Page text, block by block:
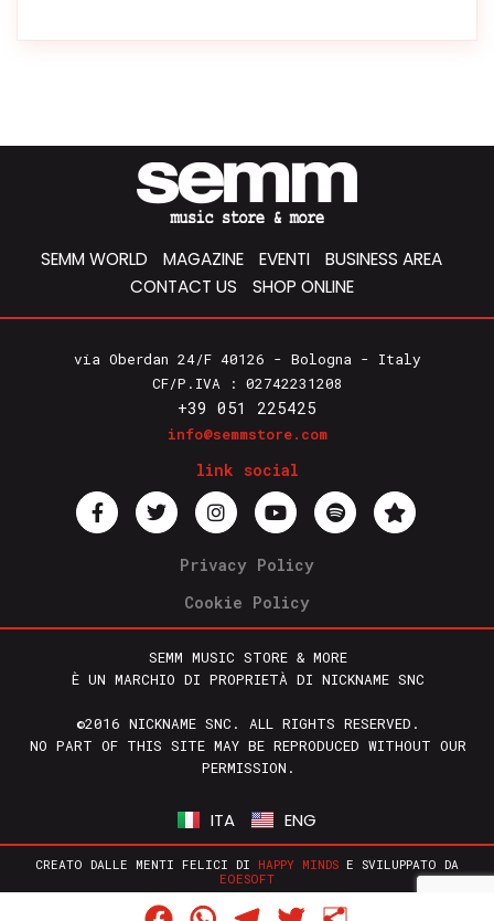
SEMM WORLD MAGAZINE EVENTI
BUSINESS AREA
CONTACT US
SHOP ONLINE
via Oberdan 24/F 40126 - Bologna - Italy
CF/P.IVA : 02742231208
+39 051 225425
info@semmstore.com
link social
Privacy Policy
Cookie Policy
SEMM MUSIC STORE & MORE
È UN MARCHIO DI PROPRIETÀ DI NICKNAME SNC
©2016 NICKNAME SNC. ALL RIGHTS RESERVED.
NO PART OF THIS SITE MAY BE REPRODUCED WITHOUT OUR
PERMISSION.
ITA ENG
CREATO DALLE MENTI FELICI DI HAPPY MINDS E SVILUPPATO DA
EOESOFT
FacebookWhatsAppTelegram
Twitter